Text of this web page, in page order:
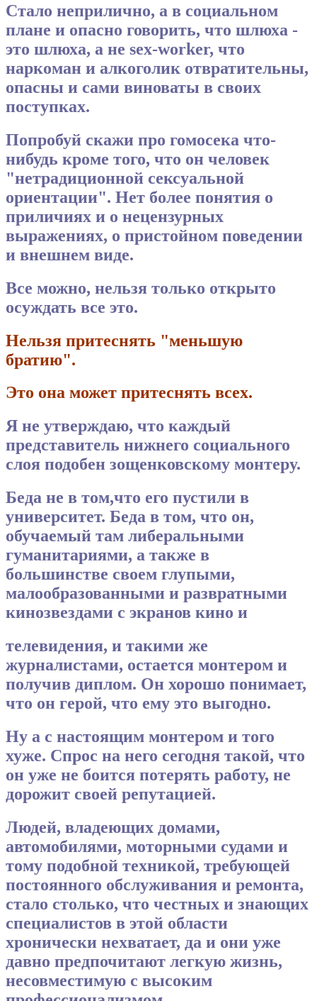
Стало неприлично, а в социальном
плане и опасно говорить, что шлюха -
это шлюха, а не sex-worker, что
наркоман и алкоголик отвратительны,
опасны и сами виноваты в своих
поступках.
Попробуй скажи про гомосека что-
нибудь кроме того, что он человек
"нетрадиционной сексуальной
ориентации". Нет более понятия о
приличиях и о нецензурных
выражениях, о пристойном поведении
и внешнем виде.
Все можно, нельзя только открыто
осуждать все это.
Нельзя притеснять "меньшую
братию".
Это она может притеснять всех.
Я не утверждаю, что каждый
представитель нижнего социального
слоя подобен зощенковскому монтеру.
Беда не в том,что его пустили в
университет. Беда в том, что он,
обучаемый там либеральными
гуманитариями, а также в
большинстве своем глупыми,
малообразованными и развратными
кинозвездами с экранов кино и
телевидения, и такими же
журналистами, остается монтером и
получив диплом. Он хорошо понимает,
что он герой, что ему это выгодно.
Ну а с настоящим монтером и того
хуже. Спрос на него сегодня такой, что
он уже не боится потерять работу, не
дорожит своей репутацией.
Людей, владеющих домами,
автомобилями, моторными судами и
тому подобной техникой, требующей
постоянного обслуживания и ремонта,
стало столько, что честных и знающих
специалистов в этой области
хронически нехватает, да и они уже
давно предпочитают легкую жизнь,
несовместимую с высоким